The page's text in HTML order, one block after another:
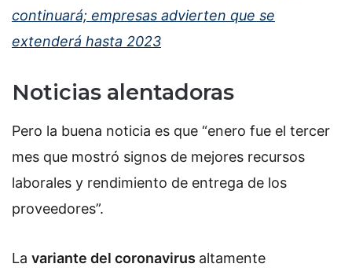
continuará; empresas advierten que se
extenderá hasta 2023
Noticias alentadoras
Pero la buena noticia es que “enero fue el tercer
mes que mostró signos de mejores recursos
laborales y rendimiento de entrega de los
proveedores”.
La variante del coronavirus altamente